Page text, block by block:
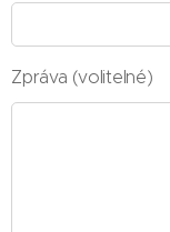
Zpráva (volitelné)